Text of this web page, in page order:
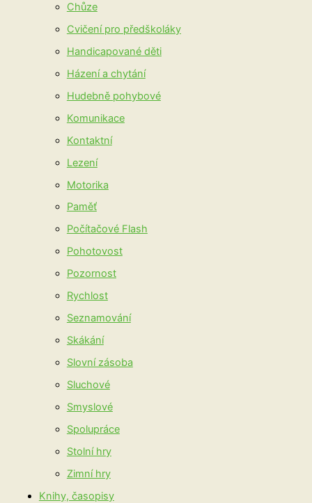
Chůze
Cvičení pro předškoláky
Handicapované děti
Házení a chytání
Hudebně pohybové
Komunikace
Kontaktní
Lezení
Motorika
Paměť
Počítačové Flash
Pohotovost
Pozornost
Rychlost
Seznamování
Skákání
Slovní zásoba
Sluchové
Smyslové
Spolupráce
Stolní hry
Zimní hry
Knihy, časopisy